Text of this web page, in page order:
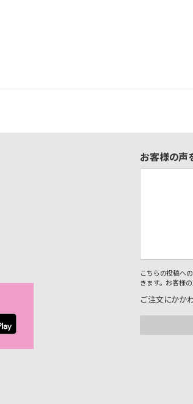
お客様の声
こちらの投稿へ
きます。お客様
ご注文にかか